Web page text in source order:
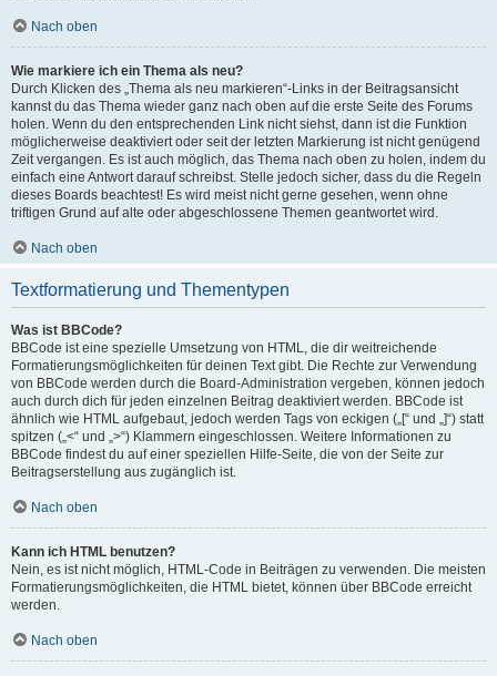
Nach oben
Wie markiere ich ein Thema als neu?
Durch Klicken des „Thema als neu markieren“-Links in der Beitragsansicht
kannst du das Thema wieder ganz nach oben auf die erste Seite des Forums
holen. Wenn du den entsprechenden Link nicht siehst, dann ist die Funktion
möglicherweise deaktiviert oder seit der letzten Markierung ist nicht genügend
Zeit vergangen. Es ist auch möglich, das Thema nach oben zu holen, indem du
einfach eine Antwort darauf schreibst. Stelle jedoch sicher, dass du die Regeln
dieses Boards beachtest! Es wird meist nicht gerne gesehen, wenn ohne
triftigen Grund auf alte oder abgeschlossene Themen geantwortet wird.
Nach oben
Textformatierung und Thementypen
Was ist BBCode?
BBCode ist eine spezielle Umsetzung von HTML, die dir weitreichende
Formatierungsmöglichkeiten für deinen Text gibt. Die Rechte zur Verwendung
von BBCode werden durch die Board-Administration vergeben, können jedoch
auch durch dich für jeden einzelnen Beitrag deaktiviert werden. BBCode ist
ähnlich wie HTML aufgebaut, jedoch werden Tags von eckigen („[“ und „]“) statt
spitzen („<“ und „>“) Klammern eingeschlossen. Weitere Informationen zu
BBCode findest du auf einer speziellen Hilfe-Seite, die von der Seite zur
Beitragserstellung aus zugänglich ist.
Nach oben
Kann ich HTML benutzen?
Nein, es ist nicht möglich, HTML-Code in Beiträgen zu verwenden. Die meisten
Formatierungsmöglichkeiten, die HTML bietet, können über BBCode erreicht
werden.
Nach oben